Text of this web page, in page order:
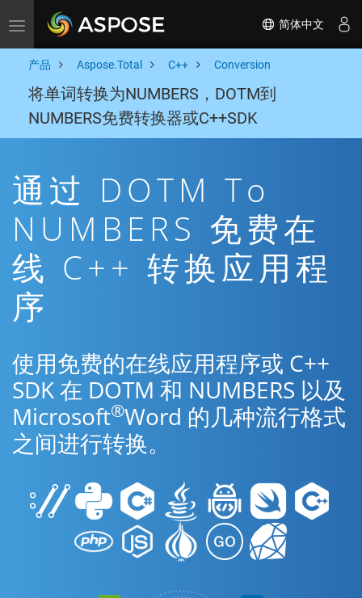
Toggle navigation 简体中文
产品 Aspose.Total C++ Conversion
将单词转换为NUMBERS，DOTM到
NUMBERS免费转换器或C++SDK
通过 DOTM To
NUMBERS 免费在
线 C++ 转换应用程
序
使用免费的在线应用程序或 C++
SDK 在 DOTM 和 NUMBERS 以及
Microsoft®Word 的几种流行格式
之间进行转换。